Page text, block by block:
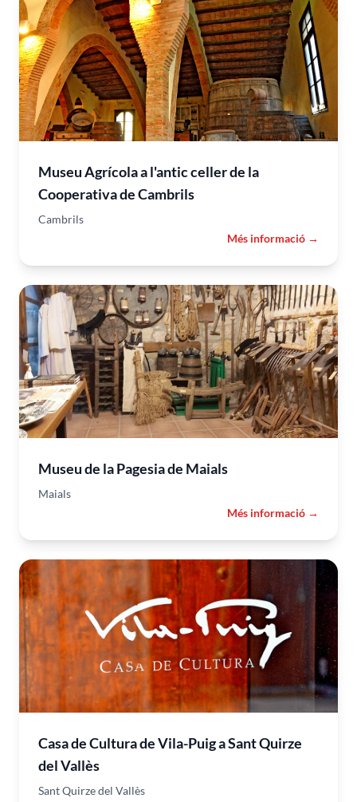
Museu Agrícola a l'antic celler de la
Cooperativa de Cambrils
Cambrils
Més informació →
Museu de la Pagesia de Maials
Maials
Més informació →
Casa de Cultura de Vila-Puig a Sant Quirze
del Vallès
Sant Quirze del Vallès